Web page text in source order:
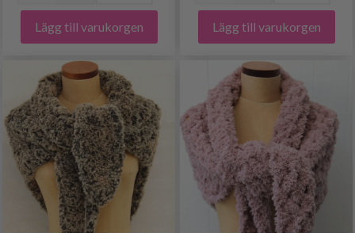
Lägg till varukorgen Lägg till varukorgen